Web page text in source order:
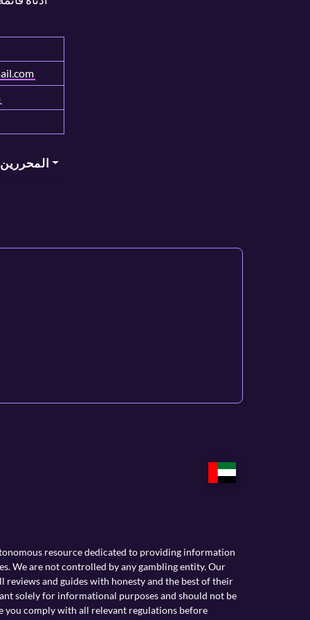
المحررين
resource dedicated to providing information
We are not controlled by any gambling entity. Our
reviews and guides with honesty and the best of their
solely for informational purposes and should not be
you comply with all relevant regulations before